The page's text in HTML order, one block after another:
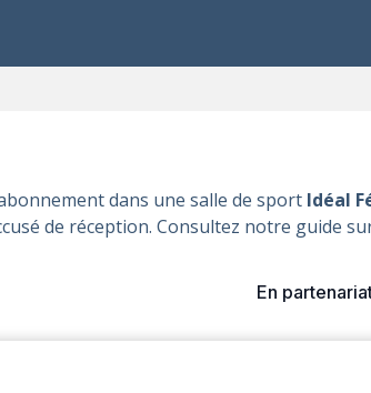
dans une salle de sport Idéal
de réception. Consultez notre guide
En